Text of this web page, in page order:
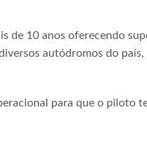
de 10 anos oferecendo
autódromos do
para que o piloto